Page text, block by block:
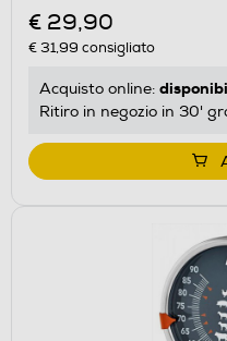
€ 29,90
€ 31,99 consigliato
Acquisto online:
Ritiro in negozio in 30'